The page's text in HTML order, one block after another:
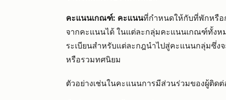
คะแนนเกณฑ์: คะแนนที่กำหนดให้กับที่พักหรือ
จากคะแนนได้ ในแต่ละกลุ่มคะแนนเกณฑ์ทั้งห
ระเบียนสำหรับแต่ละกฎนำไปสู่คะแนนกลุ่มซึ่ง
หรือรวมทศนิยม
ตัวอย่างเช่นในคะแนนการมีส่วนร่วมของผู้ติด